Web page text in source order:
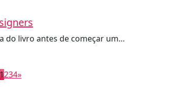
do livro antes de começar um…
1234»